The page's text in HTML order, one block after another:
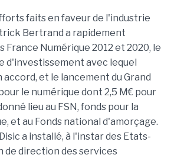
faits en faveur de l'industrie
Bertrand a rapidement
France Numérique 2012 et 2020, le
d'investissement avec lequel
accord, et le lancement du Grand
le numérique dont 2,5 M€ pour
lieu au FSN, fonds pour la
et au Fonds national d'amorçage.
a installé, à l'instar des Etats-
de direction des services